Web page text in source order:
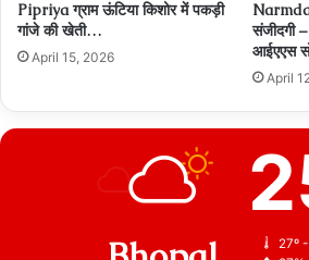
Pipriya ग्राम ऊंटिया किशोर में पकड़ी
गांजे की खेती…
April 15, 2026
संजीदगी
आईएएस
April
27º